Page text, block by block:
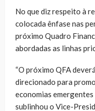
No que diz respeito à
colocada ênfase nas
próximo Quadro
abordadas as linhas
“O próximo QFA
direcionado para
economias
sublinhou o Vice-